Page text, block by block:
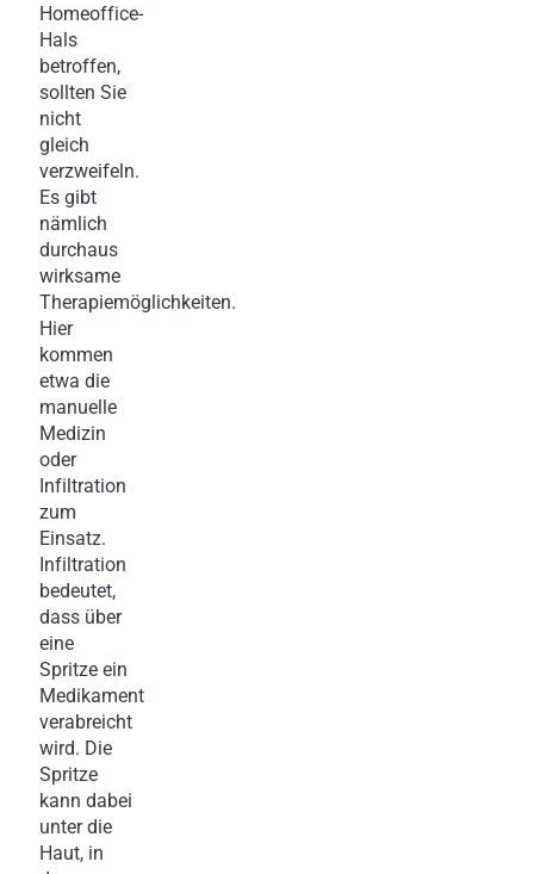
Homeoffice-
Hals
betroffen,
sollten Sie
nicht
gleich
verzweifeln.
Es gibt
nämlich
durchaus
wirksame
Therapiemöglichkeiten.
Hier
kommen
etwa die
manuelle
Medizin
oder
Infiltration
zum
Einsatz.
Infiltration
bedeutet,
dass über
eine
Spritze ein
Medikament
verabreicht
wird. Die
Spritze
kann dabei
unter die
Haut, in